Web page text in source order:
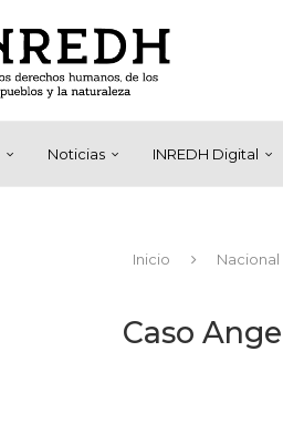
Noticias INREDH Digital
Inicio Nacional
Caso